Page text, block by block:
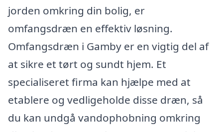
jorden omkring din bolig, er
omfangsdræn en effektiv løsning.
Omfangsdræn i Gamby er en vigtig del af
at sikre et tørt og sundt hjem. Et
specialiseret firma kan hjælpe med at
etablere og vedligeholde disse dræn, så
du kan undgå vandophobning omkring